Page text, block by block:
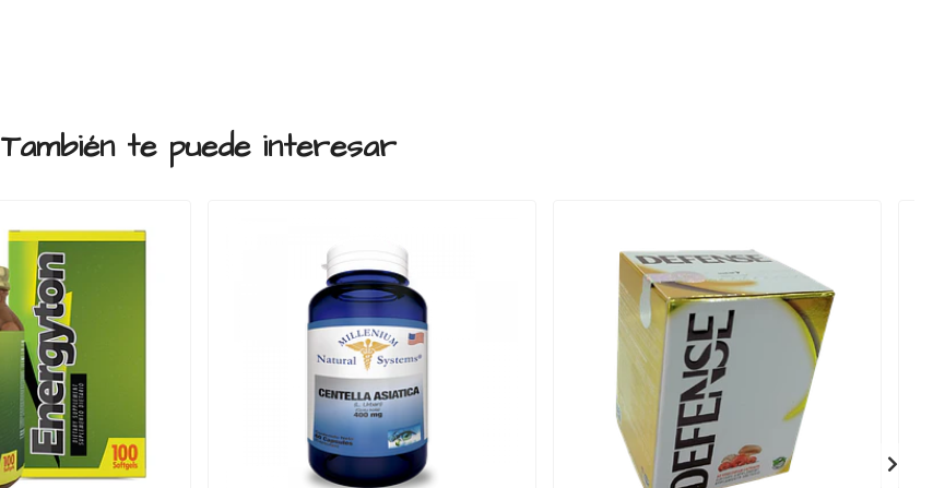
También te puede interesar